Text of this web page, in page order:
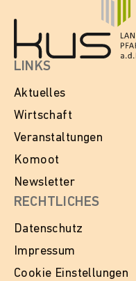
LINKS
Aktuelles
Wirtschaft
Veranstaltungen
Komoot
Newsletter
RECHTLICHES
Datenschutz
Impressum
Cookie Einstellungen